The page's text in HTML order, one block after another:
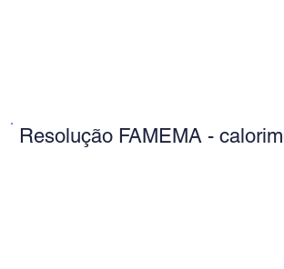
Resolução FAMEMA -